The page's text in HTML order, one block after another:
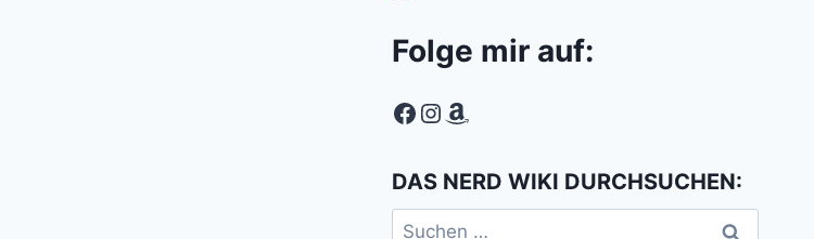
Folge mir auf:
Facebook
Instagram
Amazon
DAS NERD WIKI DURCHSUCHEN:
Suchen